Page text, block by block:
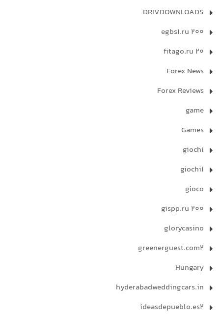
DRIVDOWNLOADS
egbs1.ru 200
fitago.ru 20
Forex News
Forex Reviews
game
Games
giochi
giochi1
gioco
gispp.ru 200
glorycasino
greenerguest.com2
Hungary
hyderabadweddingcars.in
ideasdepueblo.es2